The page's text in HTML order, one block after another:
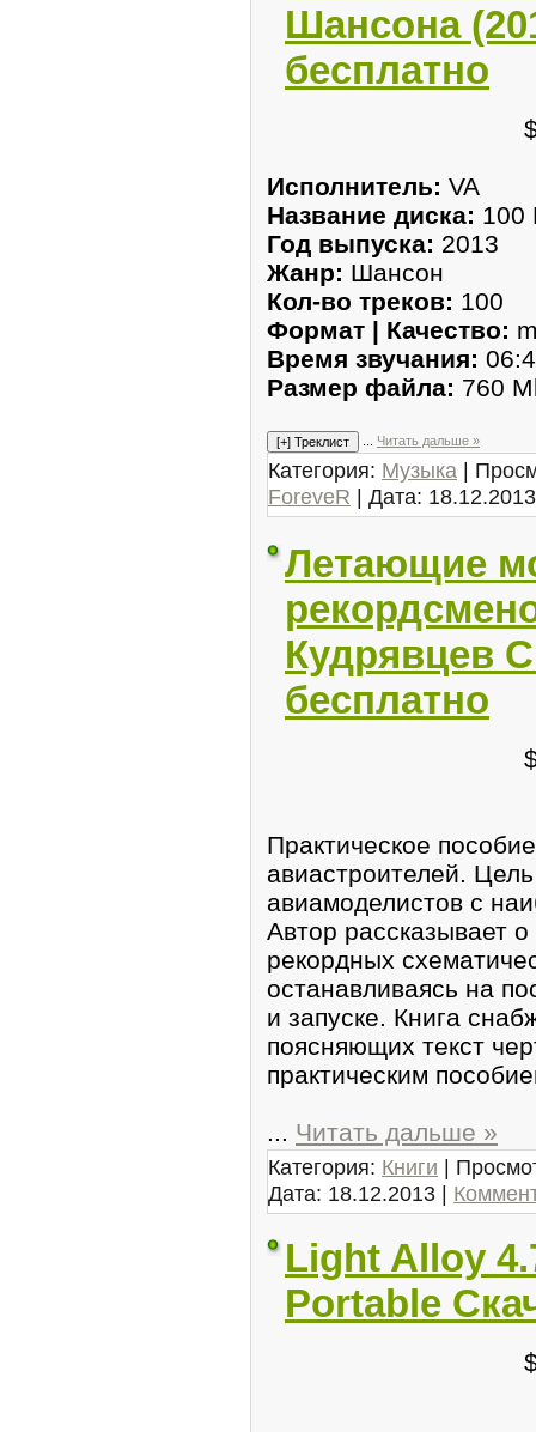
Шансона
бесплатно
Исполнитель: VA
Название диска: 100
Год выпуска: 2013
Жанр: Шансон
Кол-во треков: 100
Формат | Качество:
Время звучания:
Размер файла: 760
Читать дальше »
Категория: Музыка |
ForeveR | Дата: 18.12.2013
Летающие
Кудрявцев
бесплатно
Практическое
авиастроителей.
авиамоделистов с
Автор рассказывает
рекордных
останавливаясь на
и запуске. Книга
поясняющих текст
практическим
... Читать дальше »
Категория: Книги |
Дата: 18.12.2013 |
Light Alloy
Portable